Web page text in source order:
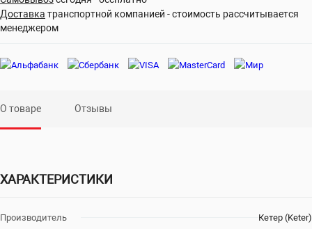
Доставка транспортной компанией - стоимость рассчитывается
менеджером
О товаре Отзывы
ХАРАКТЕРИСТИКИ
Производитель Кетер (Keter)